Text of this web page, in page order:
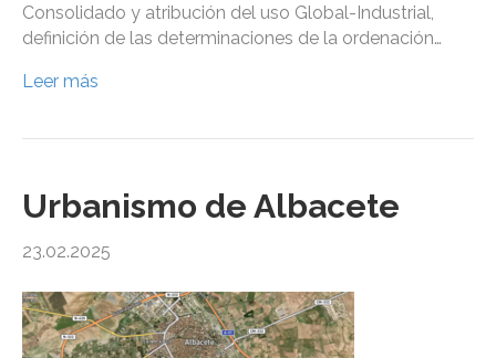
Consolidado y atribución del uso Global-Industrial,
definición de las determinaciones de la ordenación…
Leer más
Urbanismo de Albacete
23.02.2025